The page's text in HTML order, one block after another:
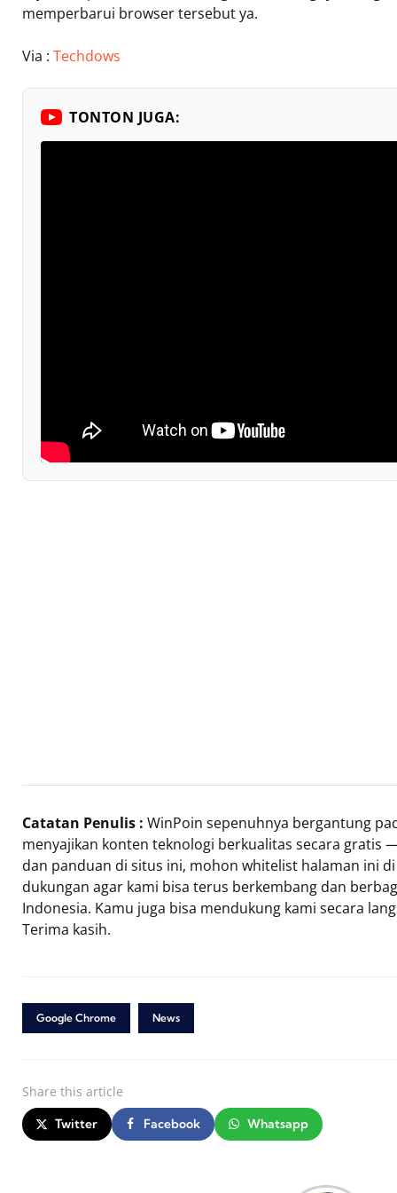
memperbarui browser tersebut ya.
Via : Techdows
TONTON JUGA:
Catatan Penulis : WinPoin sepenuhnya bergantung
menyajikan konten teknologi berkualitas secara gratis
dan panduan di situs ini, mohon whitelist halaman ini
dukungan agar kami bisa terus berkembang dan
Indonesia. Kamu juga bisa mendukung kami secara
Terima kasih.
Google Chrome News
Share this article
Twitter Facebook Whatsapp